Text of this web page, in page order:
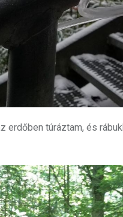
erdőben túráztam, és